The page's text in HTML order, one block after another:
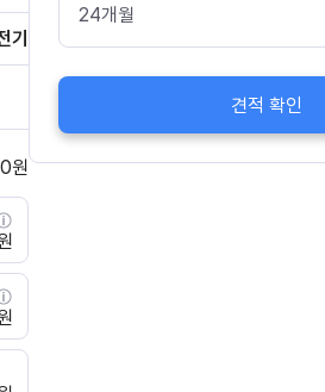
기
0원
24개월
견적 확인